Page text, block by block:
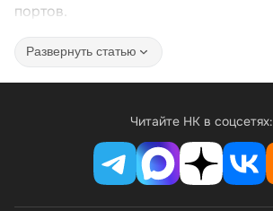
портов.
Развернуть статью
Читайте НК в соцсетях: